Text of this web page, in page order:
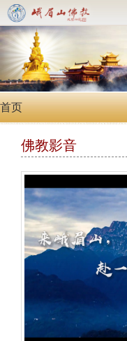
首页
佛教影音